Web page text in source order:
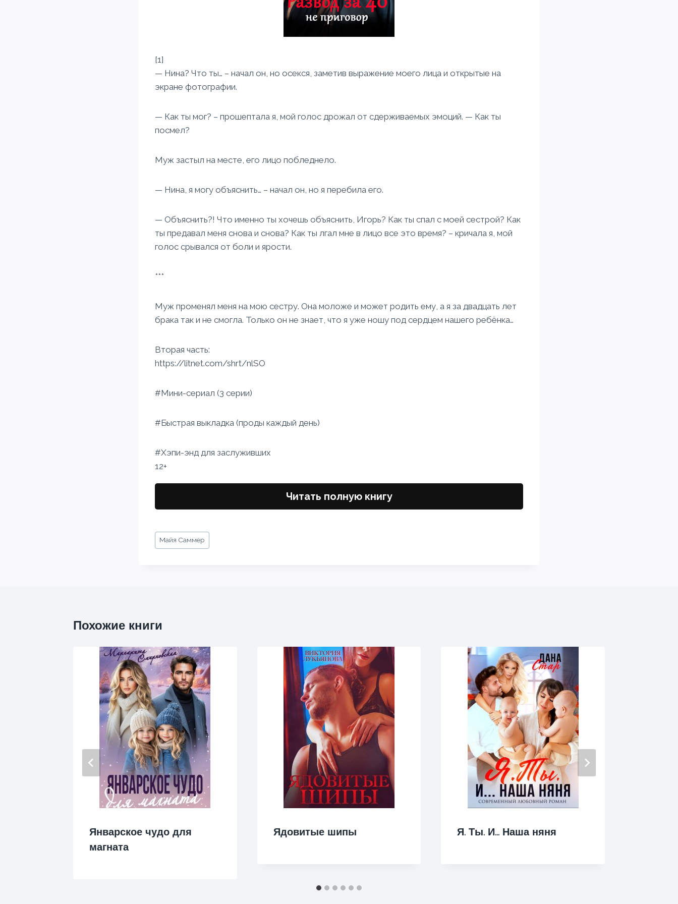
[1]
— Нина? Что ты… – начал он, но осекся, заметив выражение моего лица и открытые на
экране фотографии.
— Как ты мог? – прошептала я, мой голос дрожал от сдерживаемых эмоций. — Как ты
посмел?
Муж застыл на месте, его лицо побледнело.
— Нина, я могу объяснить… – начал он, но я перебила его.
— Объяснить?! Что именно ты хочешь объяснить, Игорь? Как ты спал с моей сестрой? Как
ты предавал меня снова и снова? Как ты лгал мне в лицо все это время? – кричала я, мой
голос срывался от боли и ярости.
***
Муж променял меня на мою сестру. Она моложе и может родить ему, а я за двадцать лет
брака так и не смогла. Только он не знает, что я уже ношу под сердцем нашего ребёнка…
Вторая часть:
https://litnet.com/shrt/nlSO
#Мини-сериал (3 серии)
#Быстрая выкладка (проды каждый день)
#Хэпи-энд для заслуживших
12+
Читать полную книгу
Метки
записи:
Майя Саммер
Похожие книги
Январское чудо для
магната
Ядовитые шипы Я. Ты. И… Наша няня